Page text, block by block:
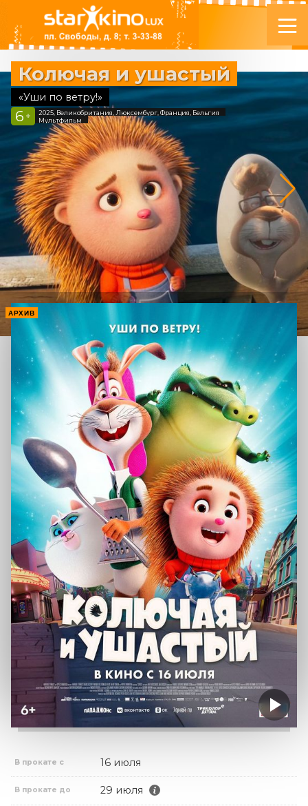
Колючая и ушастый
«Уши по ветру!»
6 +
2025, Великобритания, Люксембург, Франция, Бельгия
Мультфильм
АРХИВ
В прокате с 16 июля
В прокате до 29 июля